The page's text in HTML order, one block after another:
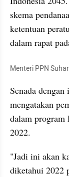
skema
ketentuan
dalam rapat
Menteri PPN
Senada
mengatakan
dalam program
2022.
"Jadi ini akan
diketahui 2022